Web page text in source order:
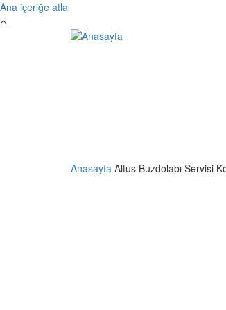
Ana içeriğe atla
Anasayfa Altus Buzdolabı Servisi